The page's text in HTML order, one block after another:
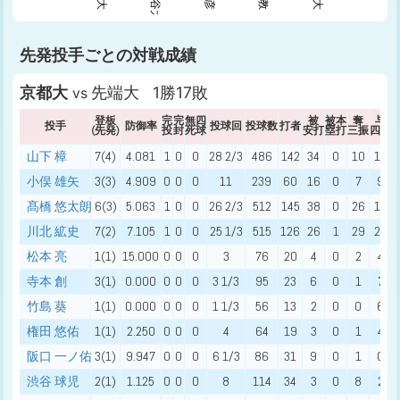
先発投手ごとの対戦成績
京都大 vs 先端大 1勝17敗
投手 登板
(先発) 防御率 完
投
完
封
無四
死球 投球回 投球数打者 被
安打
被本
塁打
奪
三振
与
四球
山下 樟 7(4) 4.081 1 0 0 28 2/3 486 142 34 0 10 18
小俣 雄矢
3(3) 4.909 0 0 0 11 239 60 16 0 7 9
髙橋 悠太朗 6(3) 5.063 1 0 0 26 2/3 512 145 38 0 26 12
川北 絋史
7(2) 7.105 1 0 0 25 1/3 515 126 26 1 29 21
松本 亮
1(1) 15.000 0 0 0 3 76 20 4 0 2 4
寺本 創
3(1) 0.000 0 0 0 3 1/3 95 23 6 0 1 7
竹島 葵
1(1) 0.000 0 0 0 1 1/3 56 13 2 0 0 6
権田 悠佑
1(1) 2.250 0 0 0 4 64 19 3 0 1 4
阪口 一ノ佑3(1) 9.947 0 0 0 6 1/3 86 31 9 0 1 0
渋谷 球児
2(1) 1.125 0 0 0 8 114 34 3 0 8 2